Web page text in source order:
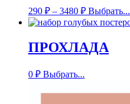
290 ₽ – 3480 ₽ Выбрать...
ПРОХЛАДА
0 ₽ Выбрать...